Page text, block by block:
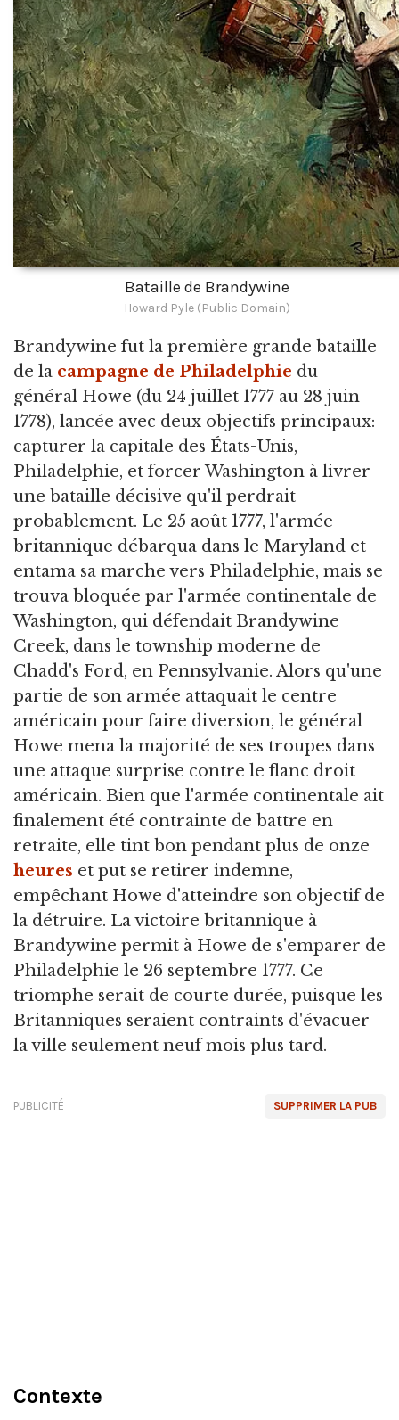
Bataille de Brandywine
Howard Pyle (Public Domain)
Brandywine fut la première grande bataille
de la campagne de Philadelphie du
général Howe (du 24 juillet 1777 au 28 juin
1778), lancée avec deux objectifs principaux:
capturer la capitale des États-Unis,
Philadelphie, et forcer Washington à livrer
une bataille décisive qu'il perdrait
probablement. Le 25 août 1777, l'armée
britannique débarqua dans le Maryland et
entama sa marche vers Philadelphie, mais se
trouva bloquée par l'armée continentale de
Washington, qui défendait Brandywine
Creek, dans le township moderne de
Chadd's Ford, en Pennsylvanie. Alors qu'une
partie de son armée attaquait le centre
américain pour faire diversion, le général
Howe mena la majorité de ses troupes dans
une attaque surprise contre le flanc droit
américain. Bien que l'armée continentale ait
finalement été contrainte de battre en
retraite, elle tint bon pendant plus de onze
heures et put se retirer indemne,
empêchant Howe d'atteindre son objectif de
la détruire. La victoire britannique à
Brandywine permit à Howe de s'emparer de
Philadelphie le 26 septembre 1777. Ce
triomphe serait de courte durée, puisque les
Britanniques seraient contraints d'évacuer
la ville seulement neuf mois plus tard.
SUPPRIMER LA PUB
PUBLICITÉ
Contexte